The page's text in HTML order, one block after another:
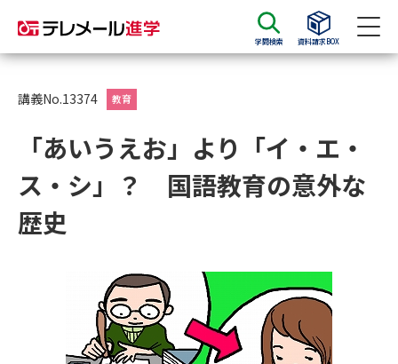
学問検索 資料請求BOX
資料請求
大学・短大の資料種類から請求
大学パンフ
大学・短大以外の資料から請求
講義No.13374 教育
「あいうえお」より「イ・エ・
ス・シ」？ 国語教育の意外な
歴史